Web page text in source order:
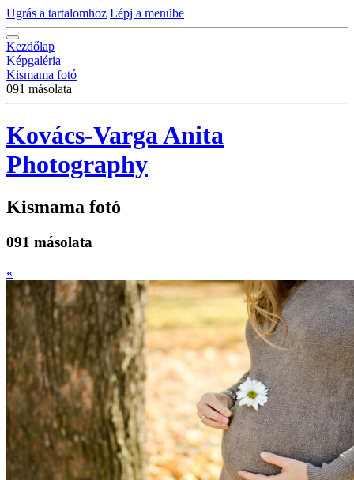
Ugrás a tartalomhoz Lépj a menübe
Kezdőlap
Képgaléria
Kismama fotó
091 másolata
Kovács-Varga Anita
Photography
Kismama fotó
091 másolata
«